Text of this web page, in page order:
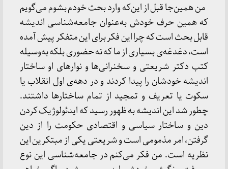
من همین‌جا قبل از این‌که وارد بحث خودم بشوم می‌گویم
که همین حرف خودش به‌عنوان جامعه‌شناسی اندیشه
قابل بحث است که چرا این فکر برای این متفکر پیش آمده
است، دغدغه‌ی بسیاری از ما که نه حضوری بلکه به‌وسیله
کتب دکتر شریعتی و سخنرانی‌ها و نوارهای او ساختار
اندیشه خودشان را پیدا کردند و در دهه‌ی اول انقلاب یا
سکوت یا تعریف و تمجید از تمام ساختارها داشتند.
چطور شد این اندیشه به ظهور رسید که ایدئولوژیک کردن
دین و ساختار سیاسی و اقتصادی حکومت را از دین
گرفتن، امر مذمومی است و شریعتی یکی از مبتکرین این
نظریه است. من فکر می‌کنم در جامعه‌شناسی این نوع